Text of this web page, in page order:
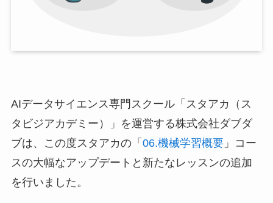
AIデータサイエンス専門スクール「スタアカ（ス
タビジアカデミー）」を運営する株式会社ダブダ
ブは、この度スタアカの「 06.機械学習概要」コー
スの大幅なアップデートと新たなレッスンの追加
を行いました。